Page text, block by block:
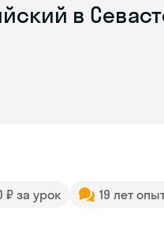
в
₽ за урок 19 лет